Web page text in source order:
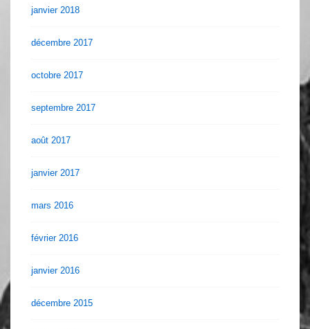
janvier 2018
décembre 2017
octobre 2017
septembre 2017
août 2017
janvier 2017
mars 2016
février 2016
janvier 2016
décembre 2015